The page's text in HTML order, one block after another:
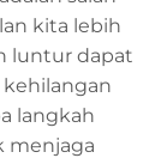
kita lebih
luntur dapat
langkah
menjaga